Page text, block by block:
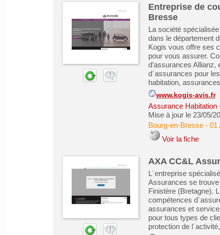
Entreprise de
Bresse
La société
dans le département
Kogis vous offre ses
pour vous assurer.
d’assurances
d´assurances pour
habitation,
www.kogis-avis.fr
Assurance
Mise à jour le 23/05/
Bourg-en-Bresse- 01
Voir la fiche
AXA CC&L
L´entreprise
Assurances se
Finistère (Bretagne).
compétences
assurances et
pour tous types de
protection de